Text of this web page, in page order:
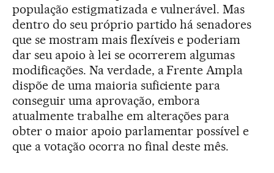
população estigmatizada e vulnerável. Mas
dentro do seu próprio partido há senadores
que se mostram mais flexíveis e poderiam
dar seu apoio à lei se ocorrerem algumas
modificações. Na verdade, a Frente Ampla
dispõe de uma maioria suficiente para
conseguir uma aprovação, embora
atualmente trabalhe em alterações para
obter o maior apoio parlamentar possível e
que a votação ocorra no final deste mês.